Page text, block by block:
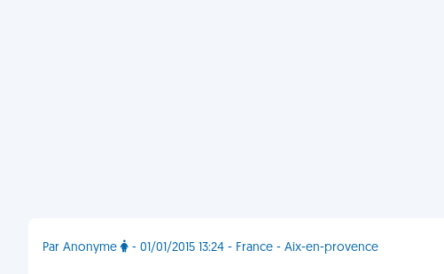
Par Anonyme - 01/01/2015 13:24 - France - Aix-en-provence